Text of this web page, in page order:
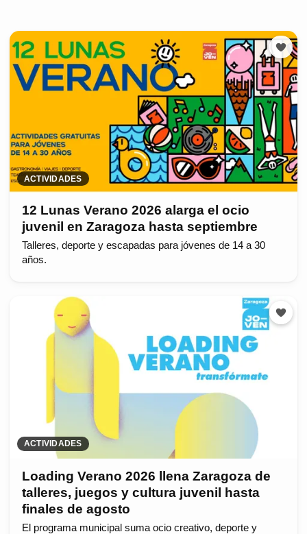
ACTIVIDADES
12 Lunas Verano 2026 alarga el ocio
juvenil en Zaragoza hasta septiembre
Talleres, deporte y escapadas para jóvenes de 14 a 30
años.
ACTIVIDADES
Loading Verano 2026 llena Zaragoza de
talleres, juegos y cultura juvenil hasta
finales de agosto
El programa municipal suma ocio creativo, deporte y